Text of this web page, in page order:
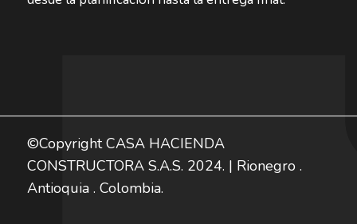
©Copyright CASA HACIENDA
CONSTRUCTORA S.A.S. 2024. | Rionegro .
Antioquia . Colombia.